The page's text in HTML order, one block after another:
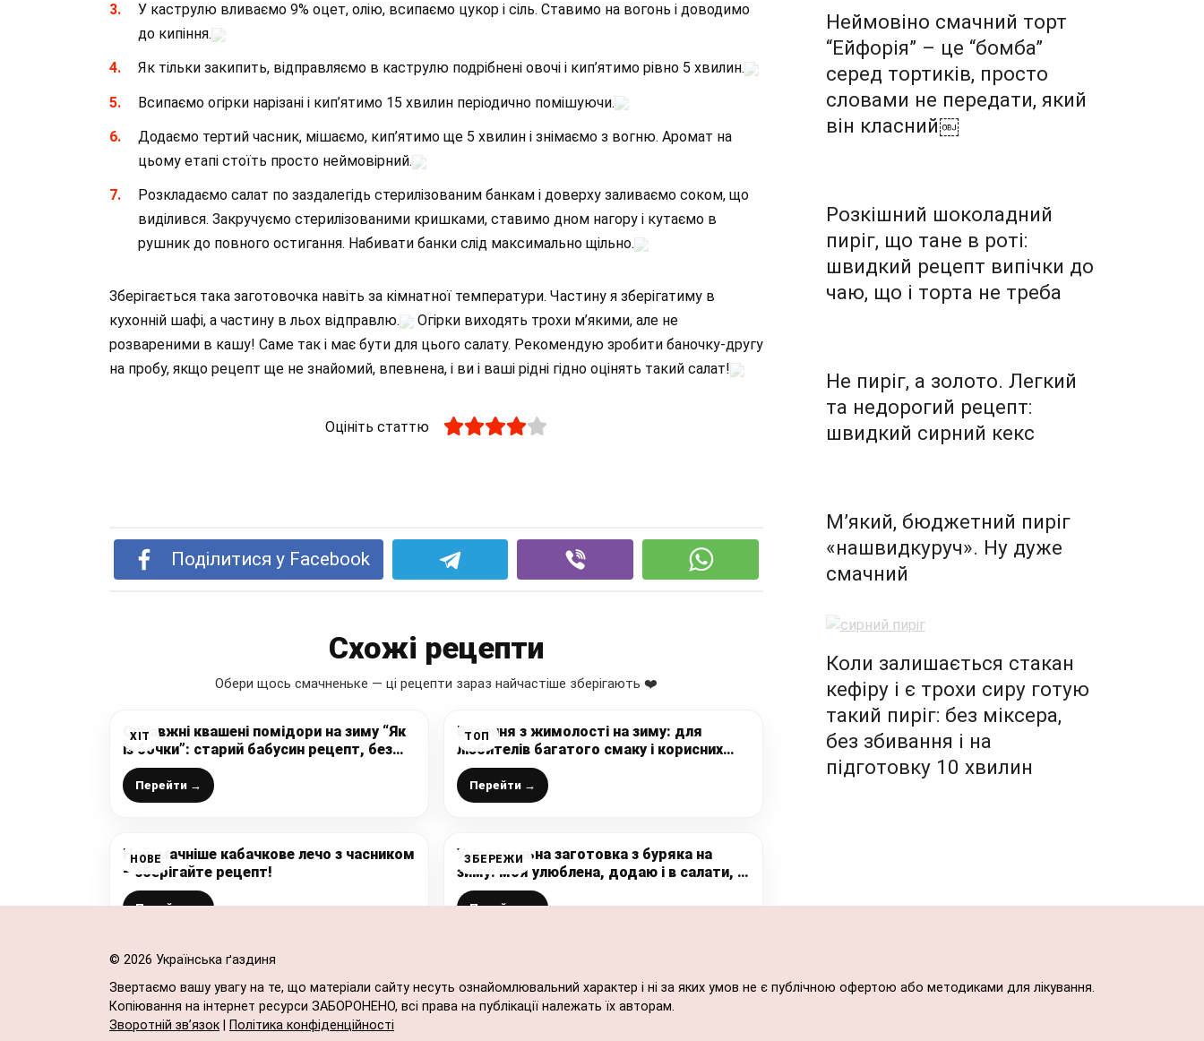
У каструлю вливаємо 9% оцет, олію, всипаємо цукор і сіль. Ставимо на вогонь і доводимо
до кипіння.
Як тільки закипить, відправляємо в каструлю подрібнені овочі і кип’ятимо рівно 5 хвилин.
Всипаємо огірки нарізані і кип’ятимо 15 хвилин періодично помішуючи.
Додаємо тертий часник, мішаємо, кип’ятимо ще 5 хвилин і знімаємо з вогню. Аромат на
цьому етапі стоїть просто неймовірний.
Розкладаємо салат по заздалегідь стерилізованим банкам і доверху заливаємо соком, що
виділився. Закручуємо стерилізованими кришками, ставимо дном нагору і кутаємо в
рушник до повного остигання. Набивати банки слід максимально щільно.
Зберігається така заготовочка навіть за кімнатної температури. Частину я зберігатиму в
кухонній шафі, а частину в льох відправлю.
Огірки виходять трохи м’якими, але не
розвареними в кашу! Саме так і має бути для цього салату. Рекомендую зробити баночку-другу
на пробу, якщо рецепт ще не знайомий, впевнена, і ви і ваші рідні гідно оцінять такий салат!
Оцініть статтю
Поділитися у Facebook
Схожі рецепти
Обери щось смачненьке — ці рецепти зараз найчастіше зберігають ❤️
ХІТ
Справжні квашені помідори на зиму “Як
із бочки”: старий бабусин рецепт, без
кислот, такі смачні, що завжди
з’їдаються першими (можна зберігати
навіть у квартирі)
Перейти →
ТОП
Варення з жимолості на зиму: для
любителів багатого смаку і корисних
ароматних заготовок
Перейти →
НОВЕ
Найсмачніше кабачкове лечо з часником
– зберігайте рецепт!
Перейти →
ЗБЕРЕЖИ
Універсальна заготовка з буряка на
зиму: моя улюблена, додаю і в салати, і
в борщі, і для бутерброду, готується
просто і легко
Перейти →
Неймовіно смачний торт
“Ейфорія” – це “бомба”
серед тортиків, просто
словами не передати, який
він класний￼
Розкішний шоколадний
пиріг, що тане в роті:
швидкий рецепт випічки до
чаю, що і торта не треба
Не пиріг, а золото. Легкий
та недорогий рецепт:
швидкий сирний кекс
М’який, бюджетний пиріг
«нашвидкуруч». Ну дуже
смачний
Коли залишається стакан
кефіру і є трохи сиру готую
такий пиріг: без міксера,
без збивання і на
підготовку 10 хвилин
© 2026 Українська ґаздиня
Звертаємо вашу увагу на те, що матеріали сайту несуть ознайомлювальний характер і ні за яких умов не є публічною офертою або методиками для лікування.
Копіювання на інтернет ресурси ЗАБОРОНЕНО, всі права на публікації належать їх авторам.
Зворотній зв’язок
Політика конфіденційності